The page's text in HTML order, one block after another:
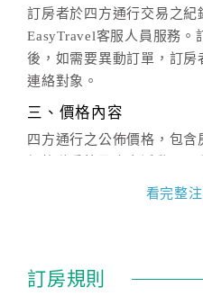
訂房者於四方通行交易之
EasyTravel客服人員服務。
後，如需要異動訂單，訂房
連絡對象。
三、價格內容
四方通行之公佈價格，包
價」之當日價格為標準。
話方式異動訂單。
看完整
訂房規則